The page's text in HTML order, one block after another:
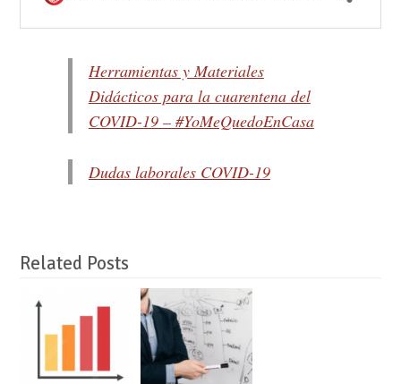
Herramientas y Materiales
Didácticos para la cuarentena del
COVID-19 – #YoMeQuedoEnCasa
Dudas laborales COVID-19
Related Posts